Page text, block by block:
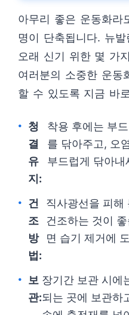
아무리 좋은 운동화라
명이 단축됩니다. 뉴
오래 신기 위한 몇 가
여러분의 소중한 운동
할 수 있도록 지금 바
청
결
유
지:
착용 후에는 부
를 닦아주고, 오
부드럽게 닦아내
건
조
방
법:
직사광선을 피해
건조하는 것이
면 습기 제거에
보
관:
장기간 보관 시에
되는 곳에 보관하